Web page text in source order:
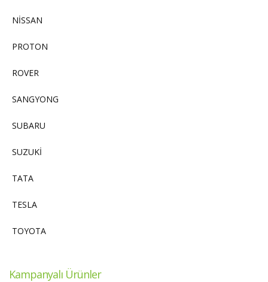
NİSSAN
PROTON
ROVER
SANGYONG
SUBARU
SUZUKİ
TATA
TESLA
TOYOTA
Kampanyalı Ürünler